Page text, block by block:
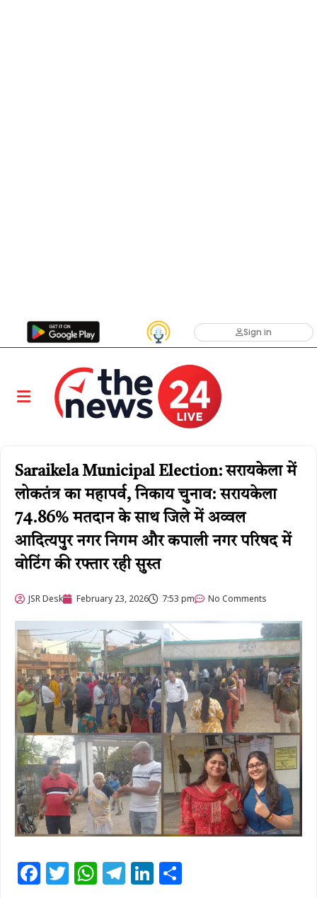
Sign in
Saraikela Municipal Election: सरायकेला में
लोकतंत्र का महापर्व, निकाय चुनाव: सरायकेला
74.86% मतदान के साथ जिले में अव्वल ​
आदित्यपुर नगर निगम और कपाली नगर परिषद में
वोटिंग की रफ्तार रही सुस्त
JSR Desk February 23, 2026 7:53 pm No Comments
Facebook
Twitter
WhatsApp
Telegram
LinkedIn